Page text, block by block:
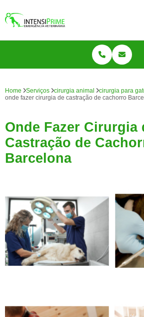
Home Serviços cirurgia animal
cirurgia para
onde fazer cirurgia de castração de cachorro
Onde Fazer Cirurgia
Castração de
Barcelona